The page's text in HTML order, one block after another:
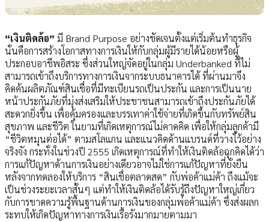
“เงินติดล้อ” มี Brand Purpose อย่างชัดเจนตั้งแต่เริ่มต้นทำธุรกิจ
นั่นคือการสร้างโอกาสทางการเงินให้กับกลุ่มผู้มีรายได้น้อยหรือผู้
ประกอบอาชีพอิสระ ซึ่งส่วนใหญ่จัดอยู่ในกลุ่ม Underbanked ที่ไม่
สามารถเข้าถึงบริการทางการเงินจากระบบธนาคารได้ ที่ผ่านมาจึง
คิดค้นผลิตภัณฑ์สินเชื่อที่มีทะเบียนรถเป็นประกัน และการเป็นนาย
หน้าประกันภัยที่มุ่งส่งเสริมให้ประชาชนสามารถเข้าถึงประกันภัยได้
สะดวกยิ่งขึ้น เพื่อคุ้มครองและบรรเทาค่าใช้จ่ายที่เกิดขึ้นกับทรัพย์สิน
สุขภาพ และชีวิต ในยามที่เกิดเหตุการณ์ไม่คาดคิด เพื่อให้กลุ่มลูกค้ามี
“ชีวิตหมุนต่อได้” ตามสโลแกน และแนวคิดด้านแบรนด์ที่วางไว้อย่าง
จริงจัง กระทั่งในช่วงปี 2555 เกิดเหตุการณ์ที่ทำให้เงินติดล้อฉุกคิดได้ว่า
การแก้ปัญหาด้านการเงินอย่างเดียวอาจไม่ใช่การแก้ปัญหาที่ยั่งยืน
หลังจากทดลองให้บริการ “สินเชื่อตลาดสด” กับพ่อค้าแม่ค้า ถึงแม้จะ
เป็นช่วงระยะเวลาสั้นๆ แต่ทำให้เงินติดล้อได้รับรู้ถึงปัญหาใหญ่เกี่ยว
กับการขาดความรู้พื้นฐานด้านการเงินของกลุ่มพ่อค้าแม่ค้า ซึ่งส่งผลก
ระทบให้เกิดปัญหาทางการเงินเรื้อรังมากมายตามมา